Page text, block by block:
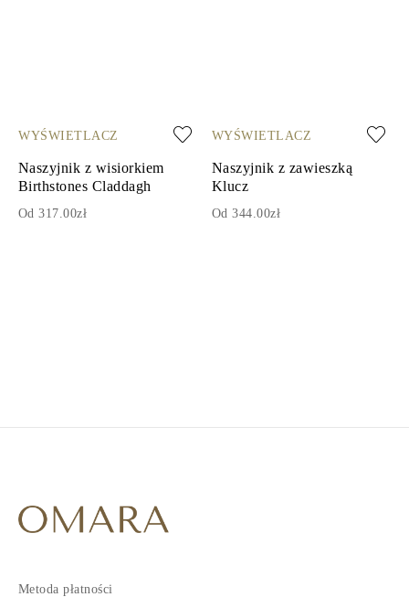
WYŚWIETLACZ
Naszyjnik z wisiorkiem
Birthstones Claddagh
Od 317.00zł
WYŚWIETLACZ
Naszyjnik z zawieszką
Klucz
Od 344.00zł
Metoda płatności